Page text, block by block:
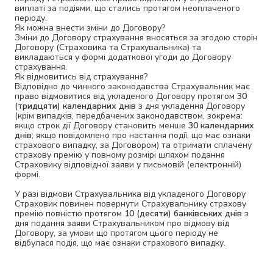
виплаті за подіями, що стались протягом неоплаченого
періоду.
Як можна внести зміни до Договору?
Зміни до Договору страхування вносяться за згодою сторін
Договору (Страховика та Страхувальника) та
викладаються у формі додаткової угоди до Договору
страхування.
Як відмовитись від страхування?
Відповідно до чинного законодавства Страхувальник має
право відмовитися від укладеного Договору протягом 30
(тридцяти) календарних днів з дня укладення Договору
(крім випадків, передбачених законодавством, зокрема:
якщо строк дії Договору становить менше 30 календарних
днів; якщо повідомлено про настання події, що має ознаки
страхового випадку, за Договором) та отримати сплачену
страхову премію у повному розмірі шляхом подання
Страховику відповідної заяви у письмовій (електронній)
формі.
У разі відмови Страхувальника від укладеного Договору
Страховик повинен повернути Страхувальнику страхову
премію повністю протягом 10 (десяти) банківських днів з
дня подання заяви Страхувальником про відмову від
Договору, за умови що протягом цього періоду не
відбулася подія, що має ознаки страхового випадку.